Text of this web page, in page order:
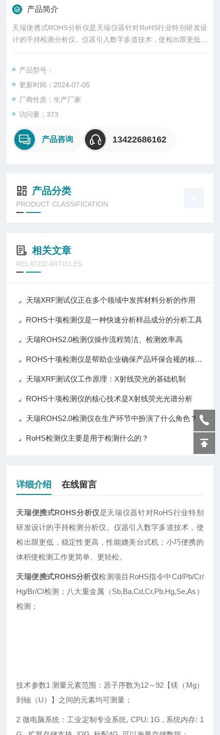
产品简介
天瑞便携式ROHS分析仪是天瑞仪器针对RoHS行业特别研发设
计的手持检测分析仪。仪器引入数字多道技术，使检出限更低，
稳定性更高，性能媲美台式机；小巧便携的体积使检测工作更简
产品型号：
更新时间：2024-07-05
厂商性质：生产厂家
访问量：373
产品咨询 13422686162
产品分类
PRODUCT CLASSIFICATION
相关文章
RELATED ARTICLES
天瑞XRF测试仪正在多个领域中发挥材料分析的作用
ROHS十项检测仪是一种快速分析样品成分的分析工具
天瑞ROHS2.0检测仪操作流程简洁、检测效率高
ROHS十项检测仪是帮助企业确保产品环保合规的核心仪器
天瑞XRF测试仪工作原理：X射线荧光的基础机制
ROHS十项检测仪的核心技术是X射线荧光光谱分析
天瑞ROHS2.0检测仪在生产环节中扮演了什么角色？
RoHS检测仪主要是用于检测什么的？
详细介绍 在线留言
天瑞便携式ROHS分析仪是天瑞仪器针对RoHS行业特别
研发设计的手持检测分析仪。仪器引入数字多道技术，使
检出限更低，稳定性更高，性能媲美台式机；小巧便携的
体积使检测工作更简单、更轻松。
天瑞便携式ROHS分析仪检测项目RoHS指令中Cd/Pb/Cr/
Hg/Br/Cl检测；八大重金属（Sb,Ba,Cd,Cr,Pb,Hg,Se,As）
检测；
技术参数1 测量元素范围：原子序数为12～92【镁（Mg）
到铀（U）】之间的元素均可测量；
2 微电脑系统：工业定制专业系统, CPU: 1G , 系统内存: 1